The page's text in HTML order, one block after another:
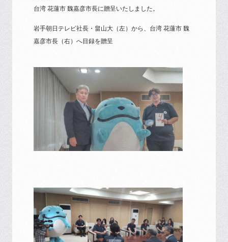
台湾 花蓮市 魏嘉彦市長に贈呈いたしました。
岩手朝日テレビ社長・畠山大（左）から、台湾 花蓮市 魏
嘉彦市長（右）へ目録を贈呈